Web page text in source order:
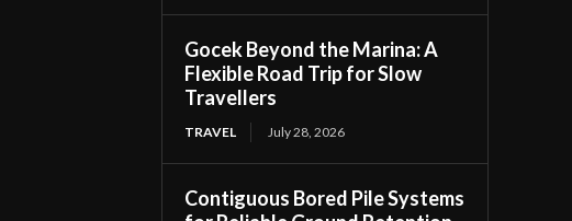
Gocek Beyond the Marina: A
Flexible Road Trip for Slow
Travellers
TRAVEL July 28, 2026
Contiguous Bored Pile Systems